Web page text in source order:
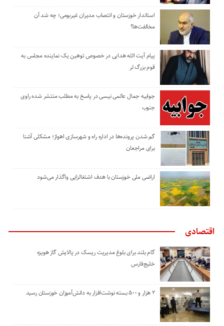
استاندار خوزستان و انتصاب مدیران غیربومی؛ چه شد آن
مخالفت‌ها؟
پیام آیت الله هدایی در خصوص توهین یک نماینده مجلس به
قوم بزرگ لر
جوابیه جمال عالمی نیسی در پاسخ به مطلب منتشر شده راوی
جنوب
گم شدن پرونده‌ها در اداره راه و شهرسازی اهواز؛ مشکلی آشنا
برای مراجعان
اراضی ملی خوزستان با هدف اشتغالزایی واگذار می‌شود
اقتصادی
گام بلند برای بلوغ مدیریت ریسک در پالایش گاز هویزه
خلیج‌فارس
۲ هزار و ۵۰۰ بسته نوشت‌افزار به دانش‌آموزان خوزستان رسید